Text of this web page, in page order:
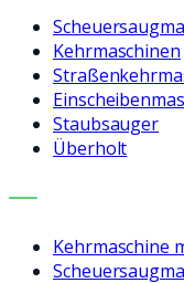
Kehrmaschinen
Staubsauger
Überholt
LEISTUNGEN
Kehrmaschine